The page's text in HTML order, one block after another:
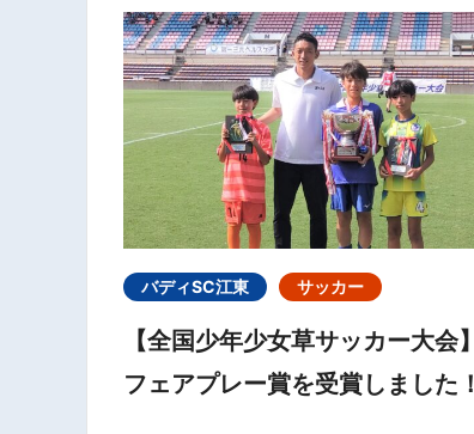
バディSC江東 サッカー
【全国少年少女草サッカー大会】
フェアプレー賞を受賞しました！